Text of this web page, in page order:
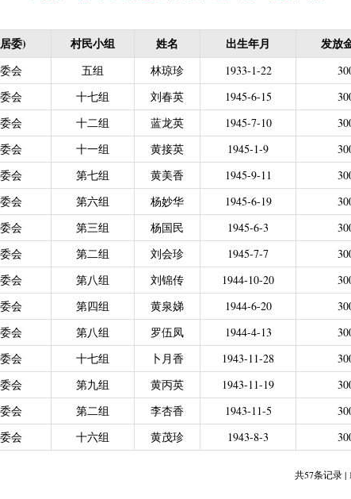
免学杂费补助
并到“普通高中建档立卡和非建档立卡免学杂费补助”）
中等职
生生活费（2016年至2021年，已结束） | 大中型水库移民后期扶持
危房改造 | 基本农田保护经济补偿 | 残疾人自主创业就业
2016年，已移至民政局） | 重度残疾人医疗保险
阶段残疾学生补贴）
低保残疾人生活津贴（2013年至2016年，已移
人缴纳城乡居民基本养老保险费 | 广东省贫困归侨扶贫救助专项补助
乡居民医保零星报销
困难群众医疗救助
年4月之前社保局公开的数据） | 城乡居民医保零星报销（2021年4
金
委) 村民小组 姓名 出生年月 发放
会 五组 林琼珍 1933-1-22
会 十七组 刘春英 1945-6-15
会 十二组 蓝龙英 1945-7-10
会 十一组 黄接英 1945-1-9
会 第七组 黄美香 1945-9-11
会 第六组 杨妙华 1945-6-19
会 第三组 杨国民 1945-6-3
会 第二组 刘会珍 1945-7-7
会 第八组 刘锦传 1944-10-20
会 第四组 黄泉娣 1944-6-20
会 第八组 罗伍凤 1944-4-13
会 十七组 卜月香 1943-11-28
会 第九组 黄丙英 1943-11-19
会 第二组 李杏香 1943-11-5
会 十六组 黄茂珍 1943-8-3
共57条记录 |